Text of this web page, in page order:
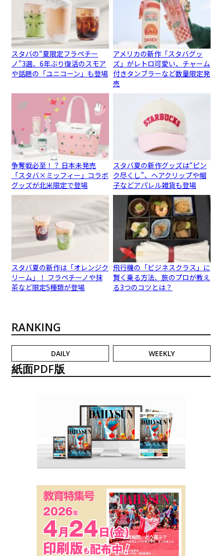
スタバの“夏限定フラペチー
ノ”3選、6年ぶり復活のスモア
や話題の「ユニコーン」も登場
アメリカの新作「スタバグッ
ズ」がレトロ可愛い、チャーム
付きタンブラーなど数量限定発
売
争奪戦必至！？ 日本未発売
「スタバ×ミッフィー」コラボ
グッズが北米限定で登場
スタバ夏の新作グッズは“ピン
ク尽くし”、ヘアクリップや帽
子などアパレル雑貨も登場
スタバ夏の新作は「オレンジク
リーム」！ フラペチーノや抹
茶など限定5種類が登場
飛行機の「ビジネスクラス」に
賢く乗る方法、旅のプロが教え
る3つのコツとは？
RANKING
DAILY WEEKLY
紙面PDF版